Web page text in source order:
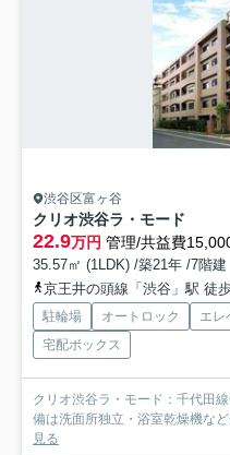
渋谷区富ヶ谷
クリオ渋谷ラ・モード
22.9万円 管理/共益費
35.57㎡ (1LDK) /築21年 /7階建
京王井の頭線「渋谷」駅 徒
駐輪場 オートロック エレ
宅配ボックス
クリオ渋谷ラ・モード：千代田
備は洗面所独立・浴室乾燥機な
見る